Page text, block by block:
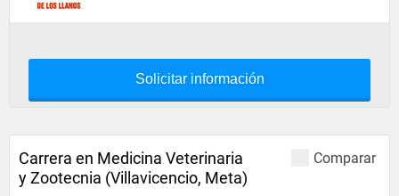
Solicitar información
Comparar
Carrera en Medicina Veterinaria
y Zootecnia (Villavicencio, Meta)